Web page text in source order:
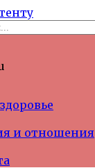
и отношения